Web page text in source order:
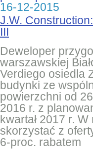
16-12-2015
J.W.
III
Deweloper
warszawskiej
Verdiego osiedla
budynki ze
powierzchni od
2016 r. z
kwartał 2017 r.
skorzystać z
6-proc. rabatem